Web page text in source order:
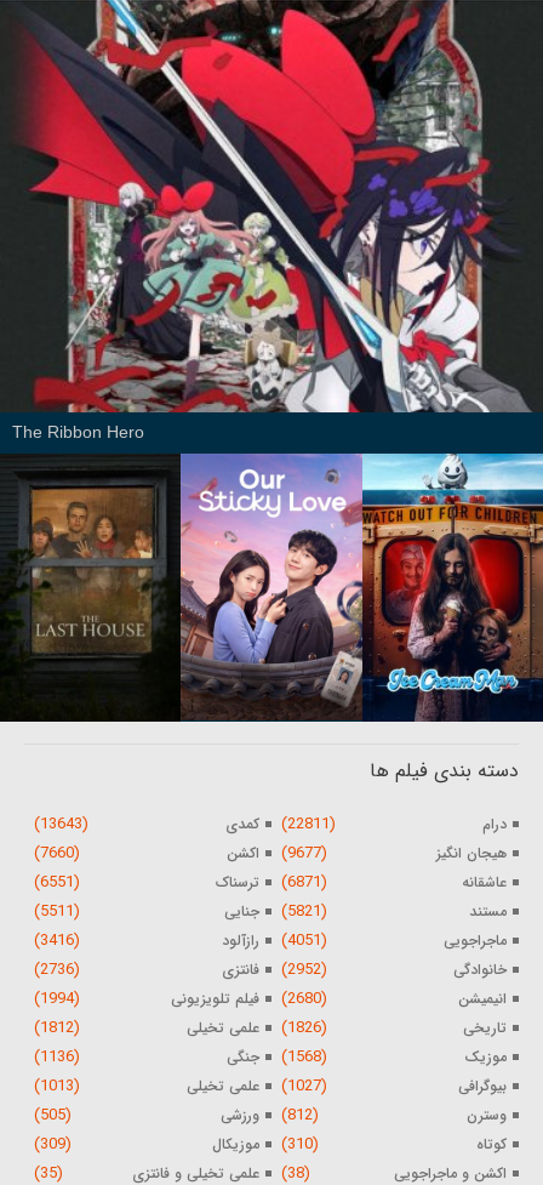
The Ribbon Hero
دسته بندی فیلم ها
درام (22811) کمدی (13643)
هیجان انگیز (9677) اکشن (7660)
عاشقانه (6871) ترسناک (6551)
مستند (5821) جنایی (5511)
ماجراجویی (4051) رازآلود (3416)
خانوادگی (2952) فانتزی (2736)
انیمیشن (2680) فیلم تلویزیونی (1994)
تاریخی (1826) علمی تخیلی (1812)
موزیک (1568) جنگی (1136)
بیوگرافی (1027) علمی تخیلی (1013)
وسترن (812) ورزشی (505)
کوتاه (310) موزیکال (309)
اکشن و ماجراجویی (38) علمی تخیلی و فانتزی (35)